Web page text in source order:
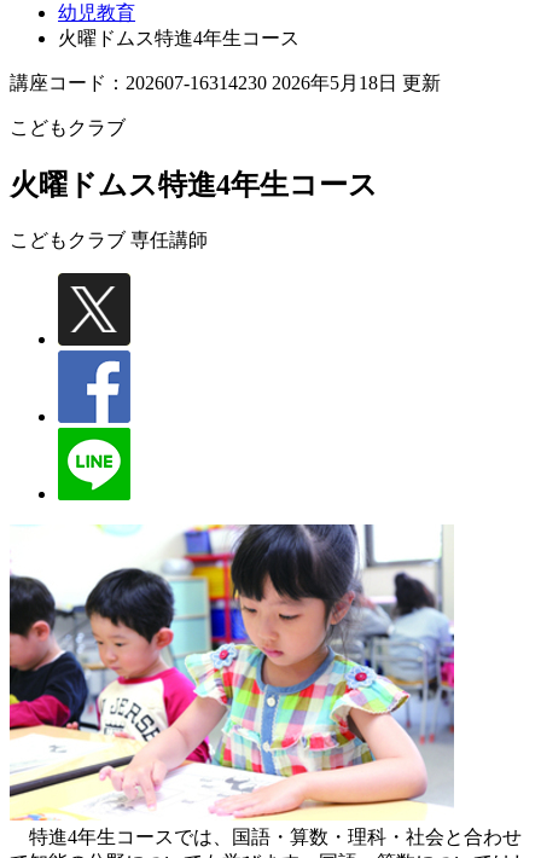
幼児教育
火曜ドムス特進4年生コース
講座コード：202607-16314230 2026年5月18日 更新
こどもクラブ
火曜ドムス特進4年生コース
こどもクラブ 専任講師
特進4年生コースでは、国語・算数・理科・社会と合わせ